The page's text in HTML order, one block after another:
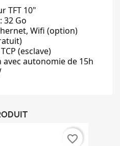
TFT 10"
32 Go
Wifi (option)
(esclave)
autonomie de 15h
favorite_border